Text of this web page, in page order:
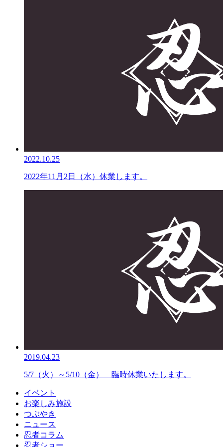
2022.10.25
2022年11月2日（水）休業します。
2019.04.23
5/7（火）～5/10（金） 臨時休業いたします。
イベント
お楽しみ施設
つぶやき
ニュース
忍者コラム
忍者ショー